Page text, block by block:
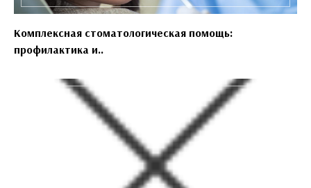
Комплексная стоматологическая помощь:
профилактика и..